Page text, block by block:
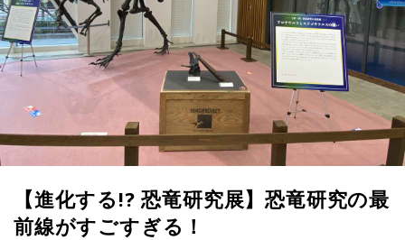
【進化する!? 恐竜研究展】恐竜研究の最
前線がすごすぎる！